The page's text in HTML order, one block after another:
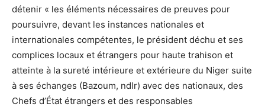
détenir « les éléments nécessaires de preuves pour
poursuivre, devant les instances nationales et
internationales compétentes, le président déchu et ses
complices locaux et étrangers pour haute trahison et
atteinte à la sureté intérieure et extérieure du Niger suite
à ses échanges (Bazoum, ndlr) avec des nationaux, des
Chefs d’État étrangers et des responsables